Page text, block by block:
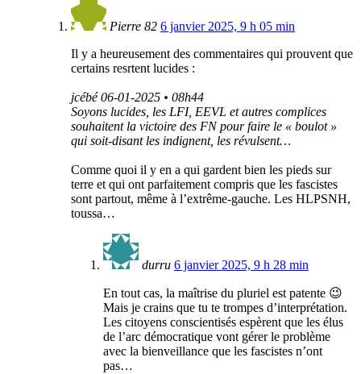
Pierre 82 6 janvier 2025, 9 h 05 min
Il y a heureusement des commentaires qui prouvent que
certains resrtent lucides :
jcébé 06-01-2025 • 08h44
Soyons lucides, les LFI, EEVL et autres complices
souhaitent la victoire des FN pour faire le « boulot »
qui soit-disant les indignent, les révulsent…
Comme quoi il y en a qui gardent bien les pieds sur
terre et qui ont parfaitement compris que les fascistes
sont partout, même à l’extrême-gauche. Les HLPSNH,
toussa…
durru 6 janvier 2025, 9 h 28 min
En tout cas, la maîtrise du pluriel est patente 😉
Mais je crains que tu te trompes d’interprétation.
Les citoyens conscientisés espèrent que les élus
de l’arc démocratique vont gérer le problème
avec la bienveillance que les fascistes n’ont
pas…